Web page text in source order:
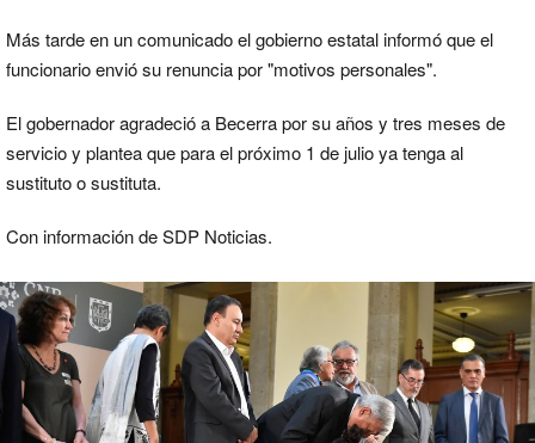
Más tarde en un comunicado el gobierno estatal informó que el
funcionario envió su renuncia por "motivos personales".
El gobernador agradeció a Becerra por su años y tres meses de
servicio y plantea que para el próximo 1 de julio ya tenga al
sustituto o sustituta.
Con información de SDP Noticias.